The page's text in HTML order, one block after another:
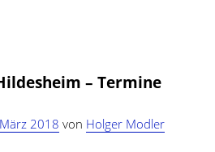
Tools für das Projektcontrolling
Blogger und Webdesigner und
– Termine
2018 von Holger Modler